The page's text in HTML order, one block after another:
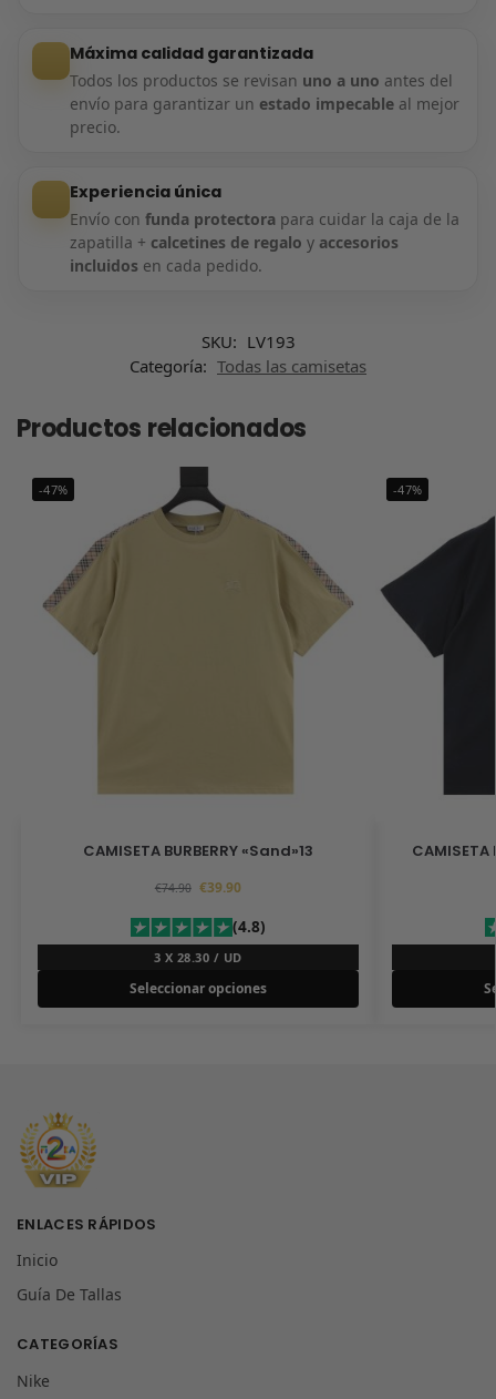
Máxima calidad garantizada
Todos los productos se revisan uno a uno antes del
envío para garantizar un estado impecableal mejor
precio.
Experiencia única
Envío con funda protectorapara cuidar la caja de la
zapatilla + calcetines de regalo y accesorios
incluidos en cada pedido.
SKU: LV193
Categoría: Todas las camisetas
Productos relacionados
-47%
CAMISETA BURBERRY «Sand»13
€74.90 €39.90
(4.8)
3 X 28.30 / UD
Seleccionar opciones
-47%
CAMISETA
ENLACES RÁPIDOS
Inicio
Guía De Tallas
CATEGORÍAS
Nike